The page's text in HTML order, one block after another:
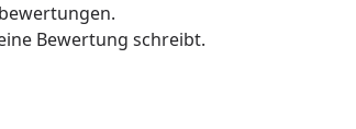
Bewertung schreibt.